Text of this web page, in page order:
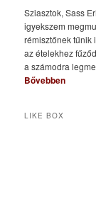
Sziasztok, Sass
igyekszem
rémisztőnek tűnik
az ételekhez
a számodra
Bővebben
LIKE BOX